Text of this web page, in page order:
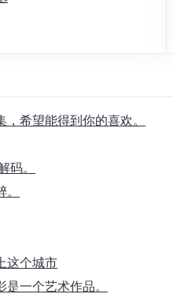
希望能得到你的喜欢。
码。
这个城市
一个艺术作品。